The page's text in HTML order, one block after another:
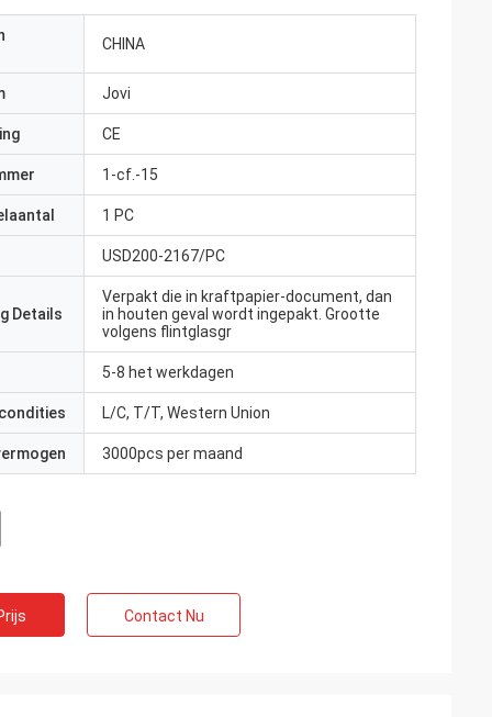
CHINA
Jovi
CE
1-cf.-15
1 PC
USD200-2167/PC
Details
Verpakt die in kraftpapier-document, dan
in houten geval wordt ingepakt. Grootte
volgens flintglasgr
5-8 het werkdagen
L/C, T/T, Western Union
3000pcs per maand
Contact Nu